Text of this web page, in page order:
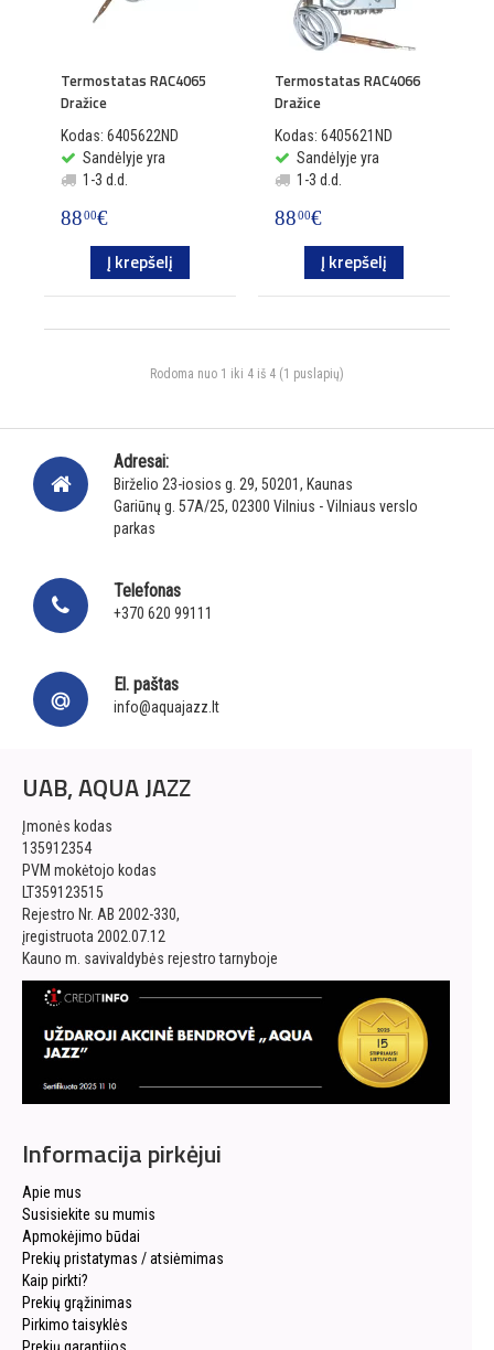
Termostatas RAC4065
Dražice
Kodas: 6405622ND
Sandėlyje yra
1-3 d.d.
8800€
Į krepšelį
Termostatas RAC4066
Dražice
Kodas: 6405621ND
Sandėlyje yra
1-3 d.d.
8800€
Į krepšelį
Rodoma nuo 1 iki 4 iš 4 (1 puslapių)
Adresai:
Birželio 23-iosios g. 29, 50201, Kaunas
Gariūnų g. 57A/25, 02300 Vilnius - Vilniaus verslo
parkas
Telefonas
+370 620 99111
El. paštas
info@aquajazz.lt
UAB, AQUA JAZZ
Įmonės kodas
135912354
PVM mokėtojo kodas
LT359123515
Rejestro Nr. AB 2002-330,
įregistruota 2002.07.12
Kauno m. savivaldybės rejestro tarnyboje
Informacija pirkėjui
Apie mus
Susisiekite su mumis
Apmokėjimo būdai
Prekių pristatymas / atsiėmimas
Kaip pirkti?
Prekių grąžinimas
Pirkimo taisyklės